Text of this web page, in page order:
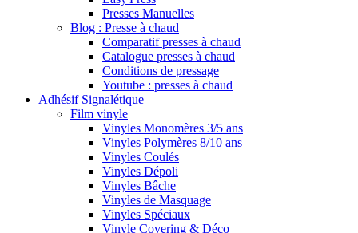
Presses Manuelles
Blog : Presse à chaud
Comparatif presses à chaud
Catalogue presses à chaud
Conditions de pressage
Youtube : presses à chaud
Adhésif Signalétique
Film vinyle
Vinyles Monomères 3/5 ans
Vinyles Polymères 8/10 ans
Vinyles Coulés
Vinyles Dépoli
Vinyles Bâche
Vinyles de Masquage
Vinyles Spéciaux
Vinyle Covering & Déco